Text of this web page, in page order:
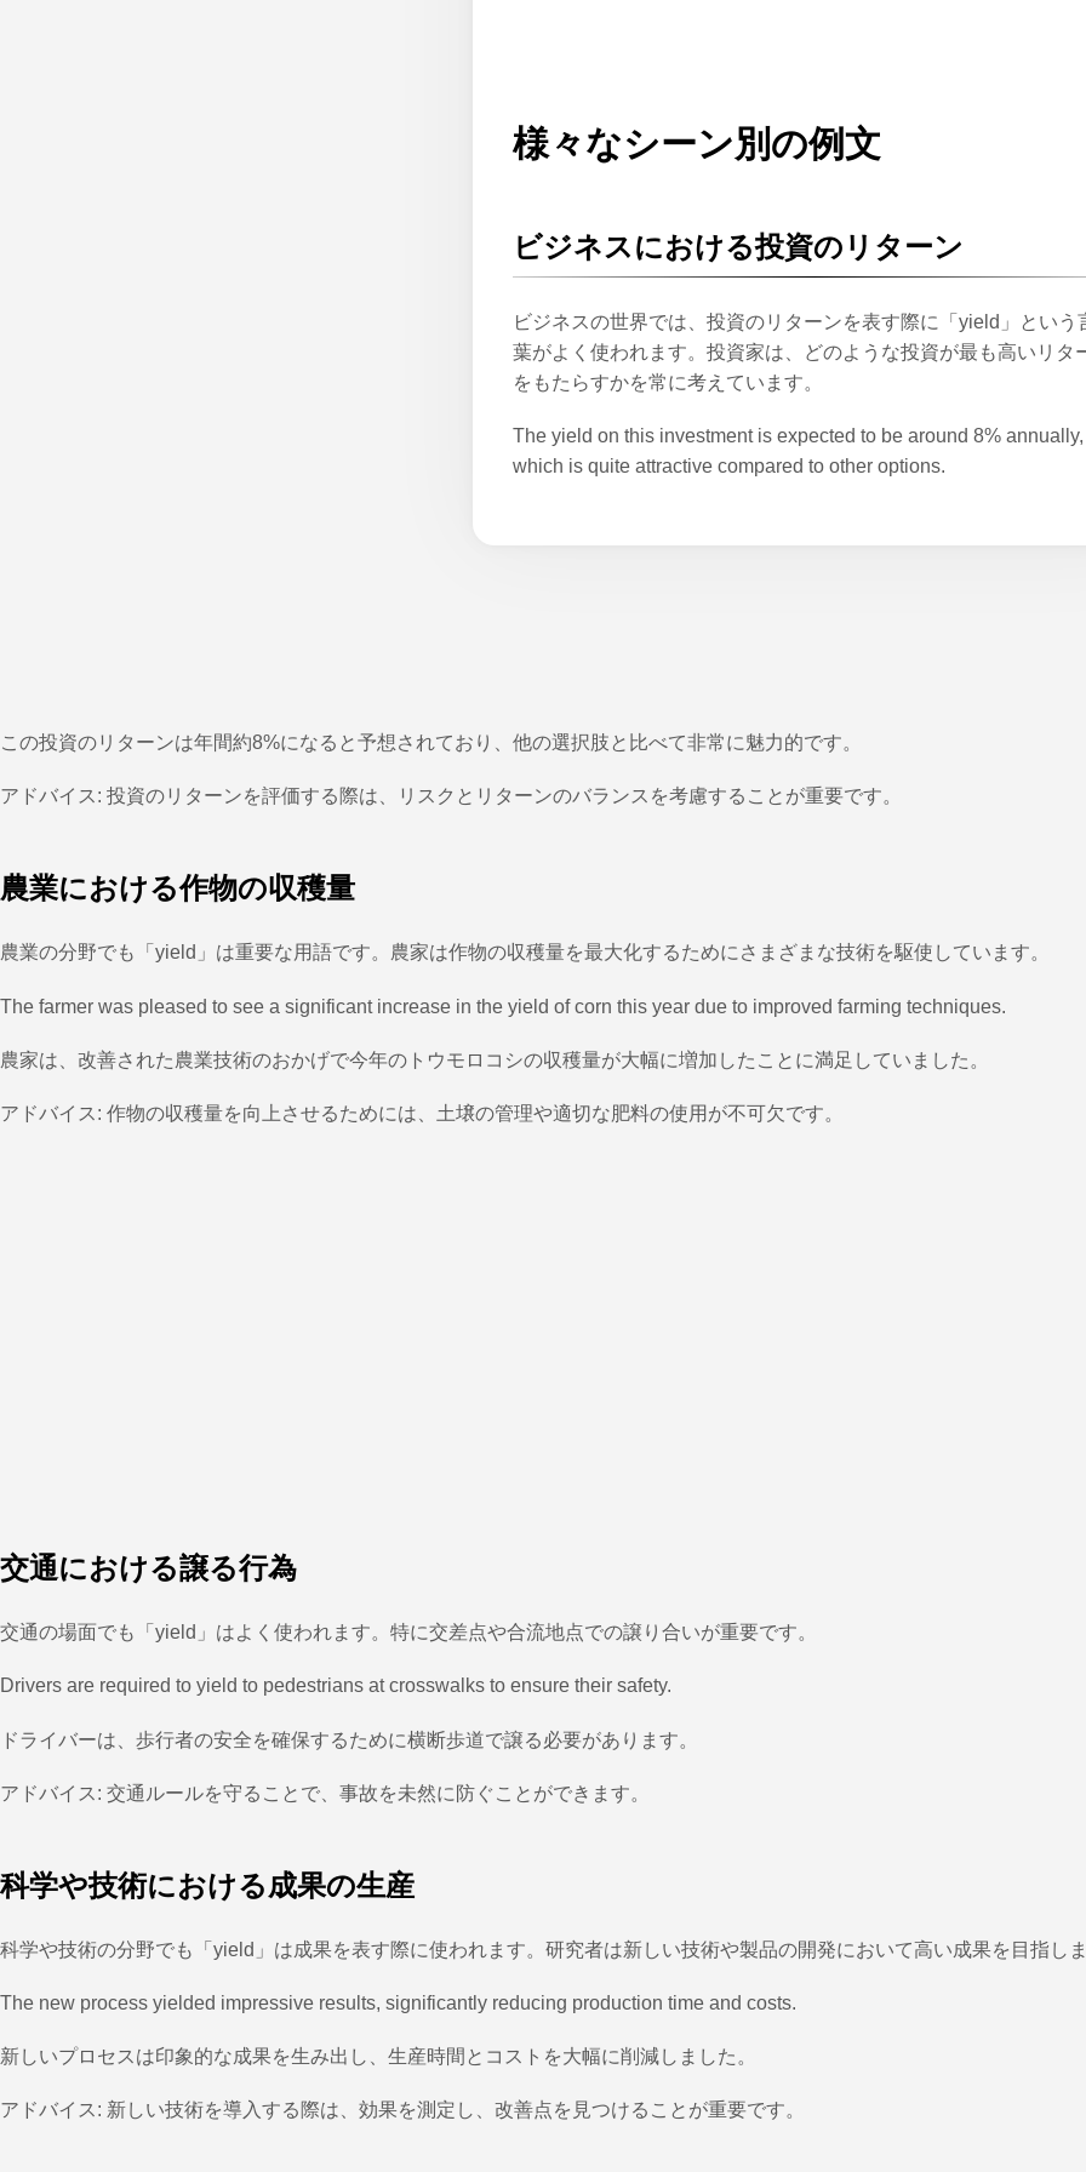
様々なシーン別の例文
ビジネスにおける投資のリターン
ビジネスの世界では、投資のリターンを表す際に「yield」という
葉がよく使われます。投資家は、どのような投資が最も高いリタ
をもたらすかを常に考えています。
The yield on this investment is expected to be around 8% annually,
which is quite attractive compared to other options.
この投資のリターンは年間約8%になると予想されており、他の選択肢と比べて非常に魅力的です。
アドバイス: 投資のリターンを評価する際は、リスクとリターンのバランスを考慮することが重要です。
農業における作物の収穫量
農業の分野でも「yield」は重要な用語です。農家は作物の収穫量を最大化するためにさまざまな技術を駆使しています。
The farmer was pleased to see a significant increase in the yield of corn this year due to improved farming techniques.
農家は、改善された農業技術のおかげで今年のトウモロコシの収穫量が大幅に増加したことに満足していました。
アドバイス: 作物の収穫量を向上させるためには、土壌の管理や適切な肥料の使用が不可欠です。
交通における譲る行為
交通の場面でも「yield」はよく使われます。特に交差点や合流地点での譲り合いが重要です。
Drivers are required to yield to pedestrians at crosswalks to ensure their safety.
ドライバーは、歩行者の安全を確保するために横断歩道で譲る必要があります。
アドバイス: 交通ルールを守ることで、事故を未然に防ぐことができます。
科学や技術における成果の生産
科学や技術の分野でも「yield」は成果を表す際に使われます。研究者は新しい技術や製品の開発において高い成果を目指し
The new process yielded impressive results, significantly reducing production time and costs.
新しいプロセスは印象的な成果を生み出し、生産時間とコストを大幅に削減しました。
アドバイス: 新しい技術を導入する際は、効果を測定し、改善点を見つけることが重要です。